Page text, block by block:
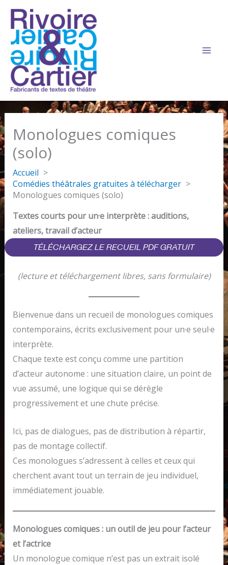
Aller
contenu
Monologues comiques
(solo)
Accueil
Comédies théâtrales gratuites à télécharger
Monologues comiques (solo)
Textes courts pour un·e interprète : auditions,
ateliers, travail d’acteur
TÉLÉCHARGEZ LE RECUEIL PDF GRATUIT
(lecture et téléchargement libres, sans formulaire)
Bienvenue dans un recueil de monologues comiques
contemporains, écrits exclusivement pour un·e seul·e
interprète.
Chaque texte est conçu comme une partition
d’acteur autonome : une situation claire, un point de
vue assumé, une logique qui se dérègle
progressivement et une chute précise.
Ici, pas de dialogues, pas de distribution à répartir,
pas de montage collectif.
Ces monologues s’adressent à celles et ceux qui
cherchent avant tout un terrain de jeu individuel,
immédiatement jouable.
Monologues comiques : un outil de jeu pour l’acteur
et l’actrice
Un monologue comique n’est pas un extrait isolé